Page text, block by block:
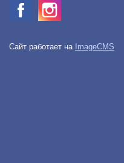
Сайт работает на ImageCMS